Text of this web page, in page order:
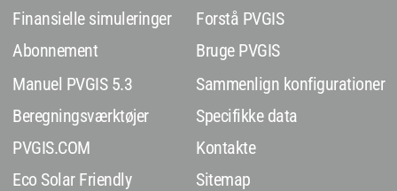
Finansielle simuleringer
Abonnement
Manuel PVGIS 5.3
Beregningsværktøjer
PVGIS.COM
Eco Solar Friendly
Forstå PVGIS
Bruge PVGIS
Sammenlign konfigurationer
Specifikke data
Kontakte
Sitemap